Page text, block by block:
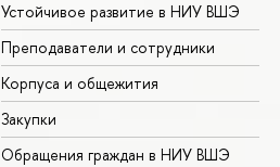
Устойчивое развитие в НИУ ВШЭ
Преподаватели и сотрудники
Корпуса и общежития
Закупки
Обращения граждан в НИУ ВШЭ